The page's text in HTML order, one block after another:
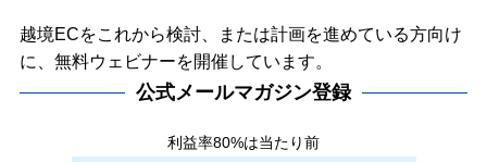
越境ECをこれから検討、または計画を進めている方向け
に、無料ウェビナーを開催しています。
公式メールマガジン登録
利益率80%は当たり前